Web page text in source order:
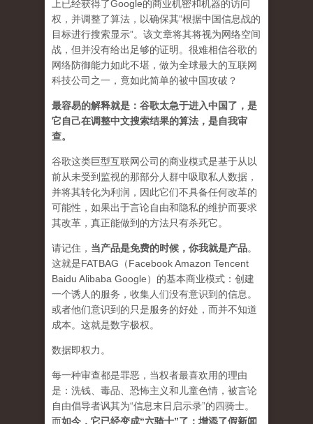
上已经获得了Google的商业机密和机器的访问
权，并调整了算法，以确保其“根据中国信息战的
目标进行搜索显示”。该文章将其将视为网络空间
战，但并没有给出足够的证明。很难相信谷歌的
网络防御能力如此不堪，做为全球最大的互联网
科技公司之一，竟如此简单的被中国攻破？
最容易的解释就是：谷歌太急于进入中国了，是
它自己在调整中文搜索结果的算法，是自我审
查。
谷歌这类巨型互联网公司的商业模式是基于从以
前从未受到监视的那部分人群中吸取私人数据，
并将其转化为利润，因此它们不具备任何改革的
可能性，如果出于言论自由和隐私的维护而要求
其改革，真正能做到的方法只有杀死它。
请记住， 当产品是免费的时候，你我就是产品。
这就是FATBAG（Facebook Amazon Tencent
Baidu Alibaba Google）的基本商业模式：创建
一个诱人的服务，收集人们没有意识到的信息。
或者他们意识到的只是服务的好处，而并不知道
成本。这就是数字极权。
数据即权力。
每一种审查都是罪恶，当权者最喜欢用的理由
是：洗钱、毒品、恐怖主义和儿童色情，被言论
自由倡导者讽其为“信息末日启示录”的四骑士。
而如今，它已经变成“六骑士”了：增添了假新闻